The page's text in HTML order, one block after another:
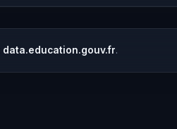
data.education.gouv.fr.